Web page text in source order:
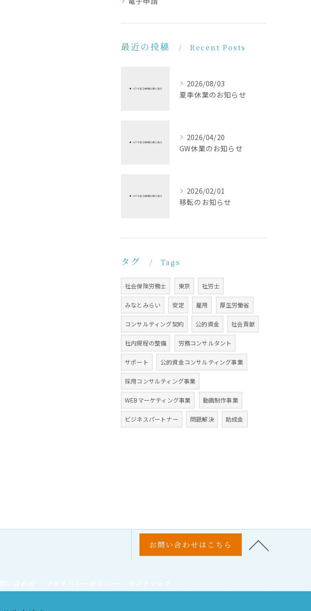
最近の投稿 Recent Posts
2026/08/03
夏季休業のお知らせ
2026/04/20
GW休業のお知らせ
2026/02/01
移転のお知らせ
タグ Tags
社会保険労務士 東京 社労士
みなとみらい 安定 雇用 厚生労働省
コンサルティング契約 公的資金 社会貢献
社内規程の整備 労務コンサルタント
サポート 公的資金コンサルティング事業
採用コンサルティング事業
WEBマーケティング事業 動画制作事業
ビジネスパートナー 問題解決 助成金
お問い合わせはこちら